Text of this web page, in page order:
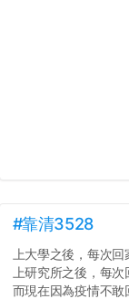
#靠清3528
上大學之後，每次
上研究所之後，每
而現在因為疫情不